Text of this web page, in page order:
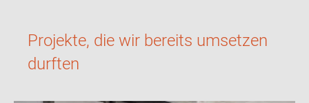
Projekte, die wir bereits umsetzen
durften